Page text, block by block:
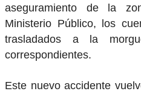
aseguramiento de la
Ministerio Público, los
trasladados a la
correspondientes.
Este nuevo accidente